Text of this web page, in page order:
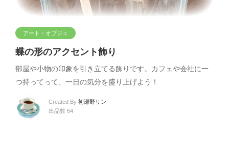
アート・オブジェ
蝶の形のアクセント飾り
部屋や小物の印象を引き立てる飾りです。カフェや会社に一
つ持ってって、一日の気分を盛り上げよう！
Created By 初瀬野リン
出品数 64